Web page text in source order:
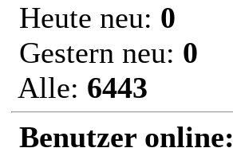
Heute neu: 0
Gestern neu: 0
Alle: 6443
Benutzer online: